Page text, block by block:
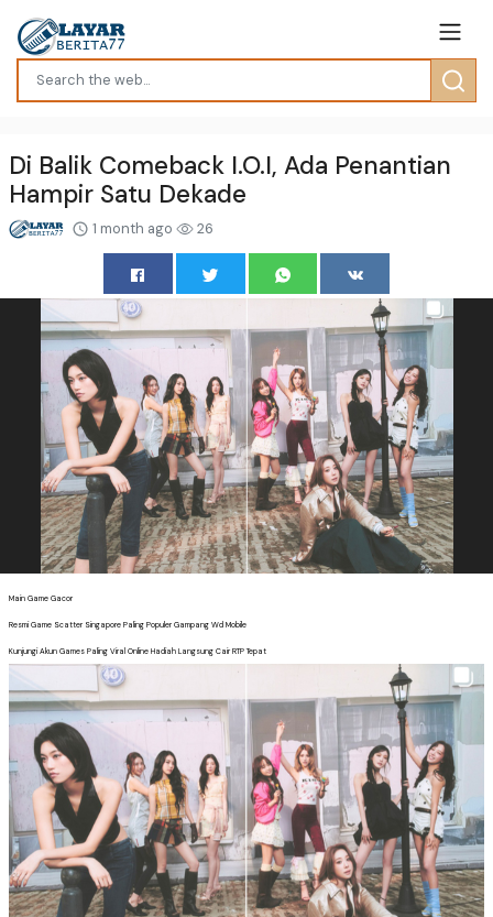
Di Balik Comeback I.O.I, Ada Penantian
Hampir Satu Dekade
1 month ago 26
Main Game Gacor
Resmi Game Scatter Singapore Paling Populer Gampang Wd Mobile
Kunjungi Akun Games Paling Viral Online Hadiah Langsung Cair RTP Tepat